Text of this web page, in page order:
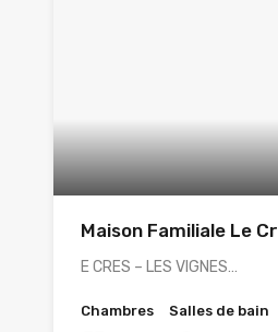
Maison Familiale Le
E CRES – LES VIGNES…
Chambres Salles de bain